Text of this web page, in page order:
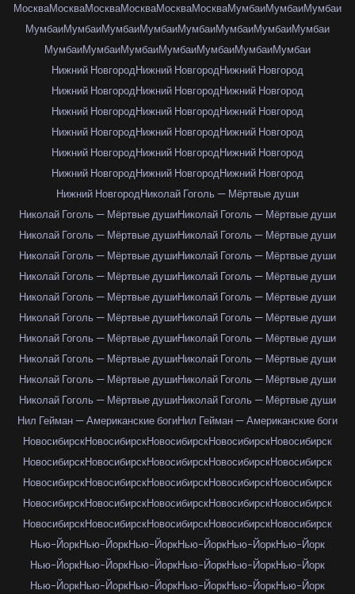
МоскваМоскваМоскваМоскваМоскваМоскваМумбаиМумбаиМумбаи
МумбаиМумбаиМумбаиМумбаиМумбаиМумбаиМумбаиМумбаи
МумбаиМумбаиМумбаиМумбаиМумбаиМумбаиМумбаи
Нижний НовгородНижний НовгородНижний Новгород
Нижний НовгородНижний НовгородНижний Новгород
Нижний НовгородНижний НовгородНижний Новгород
Нижний НовгородНижний НовгородНижний Новгород
Нижний НовгородНижний НовгородНижний Новгород
Нижний НовгородНижний НовгородНижний Новгород
Нижний НовгородНиколай Гоголь — Мёртвые души
Николай Гоголь — Мёртвые душиНиколай Гоголь — Мёртвые души
Николай Гоголь — Мёртвые душиНиколай Гоголь — Мёртвые души
Николай Гоголь — Мёртвые душиНиколай Гоголь — Мёртвые души
Николай Гоголь — Мёртвые душиНиколай Гоголь — Мёртвые души
Николай Гоголь — Мёртвые душиНиколай Гоголь — Мёртвые души
Николай Гоголь — Мёртвые душиНиколай Гоголь — Мёртвые души
Николай Гоголь — Мёртвые душиНиколай Гоголь — Мёртвые души
Николай Гоголь — Мёртвые душиНиколай Гоголь — Мёртвые души
Николай Гоголь — Мёртвые душиНиколай Гоголь — Мёртвые души
Николай Гоголь — Мёртвые душиНиколай Гоголь — Мёртвые души
Нил Гейман — Американские богиНил Гейман — Американские боги
НовосибирскНовосибирскНовосибирскНовосибирскНовосибирск
НовосибирскНовосибирскНовосибирскНовосибирскНовосибирск
НовосибирскНовосибирскНовосибирскНовосибирскНовосибирск
НовосибирскНовосибирскНовосибирскНовосибирскНовосибирск
НовосибирскНовосибирскНовосибирскНовосибирскНовосибирск
Нью-ЙоркНью-ЙоркНью-ЙоркНью-ЙоркНью-ЙоркНью-Йорк
Нью-ЙоркНью-ЙоркНью-ЙоркНью-ЙоркНью-ЙоркНью-Йорк
Нью-ЙоркНью-ЙоркНью-ЙоркНью-ЙоркНью-ЙоркНью-Йорк